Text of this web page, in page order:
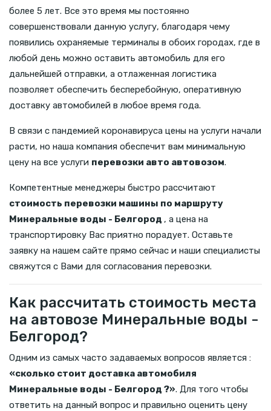
более 5 лет. Все это время мы постоянно
совершенствовали данную услугу, благодаря чему
появились охраняемые терминалы в обоих городах, где в
любой день можно оставить автомобиль для его
дальнейшей отправки, а отлаженная логистика
позволяет обеспечить бесперебойную, оперативную
доставку автомобилей в любое время года.
В связи с пандемией коронавируса цены на услуги начали
расти, но наша компания обеспечит вам минимальную
цену на все услуги перевозки авто автовозом.
Компетентные менеджеры быстро рассчитают
стоимость перевозки машины по маршруту
Минеральные воды - Белгород , а цена на
транспортировку Вас приятно порадует. Оставьте
заявку на нашем сайте прямо сейчас и наши специалисты
свяжутся с Вами для согласования перевозки.
Как рассчитать стоимость места
на автовозе Минеральные воды -
Белгород?
Одним из самых часто задаваемых вопросов является :
«сколько стоит доставка автомобиля
Минеральные воды - Белгород ?». Для того чтобы
ответить на данный вопрос и правильно оценить цену